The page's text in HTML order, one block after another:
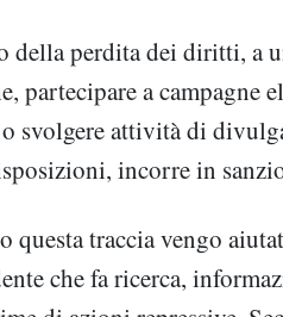
della perdita dei diritti, a
partecipare a campagne
svolgere attività di
incorre in
questa traccia vengo
che fa ricerca,